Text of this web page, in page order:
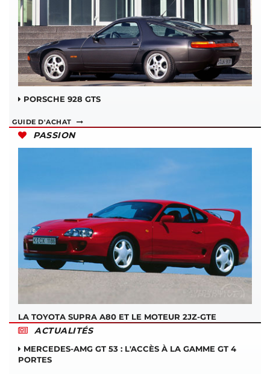
PORSCHE 928 GTS
GUIDE D'ACHAT
PASSION
LA TOYOTA SUPRA A80 ET LE MOTEUR 2JZ-GTE
ACTUALITÉS
MERCEDES-AMG GT 53 : L'ACCÈS À LA GAMME GT 4
PORTES